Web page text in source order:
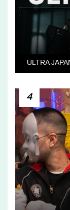
ULTRA
4